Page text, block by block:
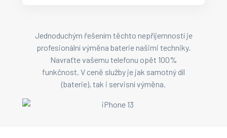
Jednoduchým řešením těchto nepříjemností je
profesionální výměna baterie našimi techniky.
Navraťte vašemu telefonu opět 100%
funkčnost. V ceně služby je jak samotný díl
(baterie), tak i servisní výměna.